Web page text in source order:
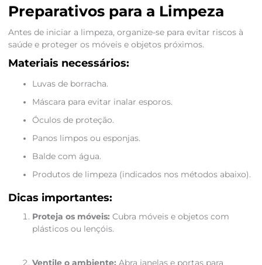
Preparativos para a Limpeza
Antes de iniciar a limpeza, organize-se para evitar riscos à
saúde e proteger os móveis e objetos próximos.
Materiais necessários:
Luvas de borracha.
Máscara para evitar inalar esporos.
Óculos de proteção.
Panos limpos ou esponjas.
Balde com água.
Produtos de limpeza (indicados nos métodos abaixo).
Dicas importantes:
Proteja os móveis: Cubra móveis e objetos com
plásticos ou lençóis.
Ventile o ambiente: Abra janelas e portas para